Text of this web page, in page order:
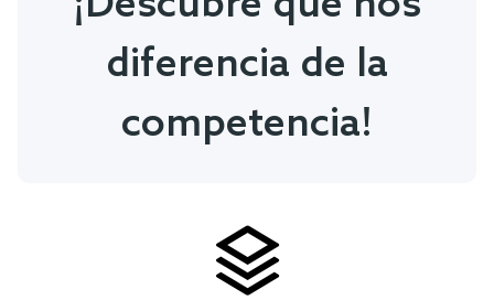
diferencia de la
competencia!